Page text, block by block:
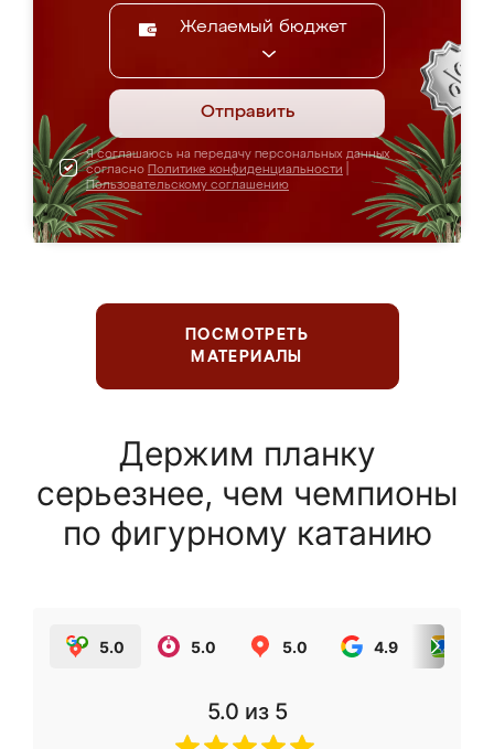
Желаемый бюджет
Отправить
Я соглашаюсь на передачу персональных данных
согласно Политике конфиденциальности
Пользовательскому соглашению
ПОСМОТРЕТЬ
МАТЕРИАЛЫ
Держим планку
серьезнее, чем чемпионы
по фигурному катанию
5.0 5.0 5.0 4.9
5.0 из 5